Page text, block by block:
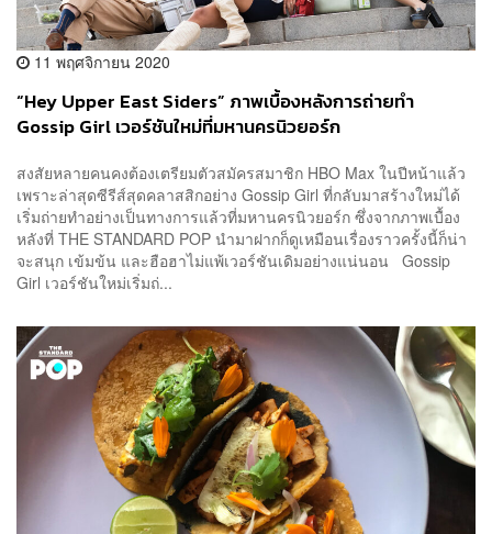
11 พฤศจิกายน 2020
“Hey Upper East Siders” ภาพเบื้องหลังการถ่ายทำ
Gossip Girl เวอร์ชันใหม่ที่มหานครนิวยอร์ก
สงสัยหลายคนคงต้องเตรียมตัวสมัครสมาชิก HBO Max ในปีหน้าแล้ว
เพราะล่าสุดซีรีส์สุดคลาสสิกอย่าง Gossip Girl ที่กลับมาสร้างใหม่ได้
เริ่มถ่ายทำอย่างเป็นทางการแล้วที่มหานครนิวยอร์ก ซึ่งจากภาพเบื้อง
หลังที่ THE STANDARD POP นำมาฝากก็ดูเหมือนเรื่องราวครั้งนี้ก็น่า
จะสนุก เข้มข้น และฮือฮาไม่แพ้เวอร์ชันเดิมอย่างแน่นอน Gossip
Girl เวอร์ชันใหม่เริ่มถ่...